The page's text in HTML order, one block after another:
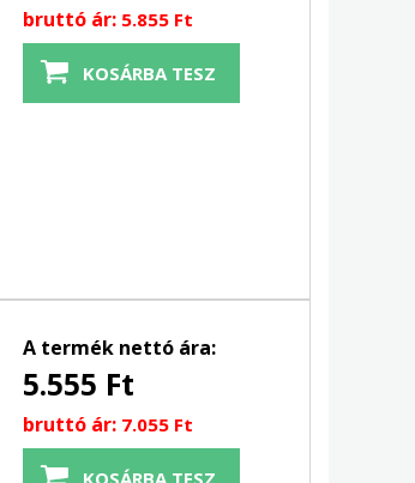
bruttó ár: 5.855 Ft
A termék nettó ára:
5.555 Ft
bruttó ár: 7.055 Ft